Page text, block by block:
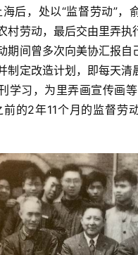
海后，处以“监督劳动”，
村劳动，最后交由里弄执
期间曾多次向美协汇报自
制定改造计划，即每天清
学习，为里弄画宣传画
前的2年11个月的监督劳